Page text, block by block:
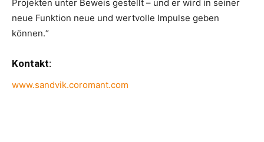
Projekten unter Beweis gestellt – und er wird in seiner
neue Funktion neue und wertvolle Impulse geben
können.“
Kontakt:
www.sandvik.coromant.com